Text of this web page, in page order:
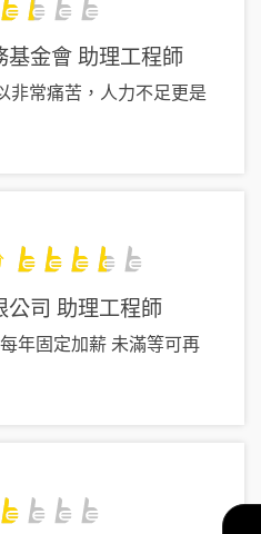
基金會助理工程師
非常痛苦，人力不足更是
公司 助理工程師
年固定加薪 未滿等可再